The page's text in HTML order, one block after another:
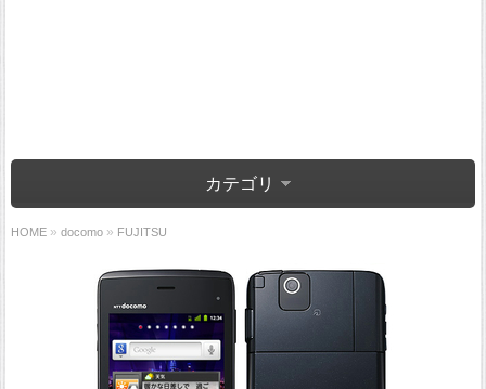
カテゴリ
HOME » docomo » FUJITSU